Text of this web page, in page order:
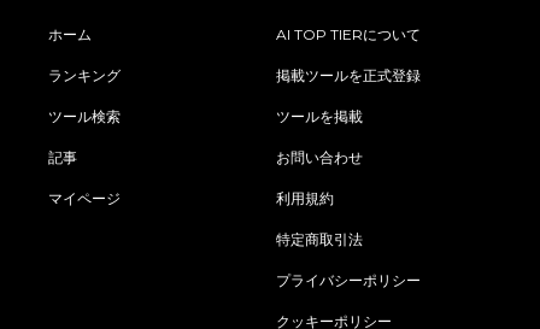
ホーム
ランキング
ツール検索
記事
マイページ
AI TOP TIERについて
掲載ツールを正式登録
ツールを掲載
お問い合わせ
利用規約
特定商取引法
プライバシーポリシー
クッキーポリシー